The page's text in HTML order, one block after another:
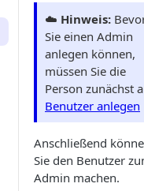
☁️ Hinweis:
Sie einen Admin
anlegen können,
müssen Sie die
Person zunächst
Benutzer anlegen
Anschließend
Sie den Benutzer
Admin machen.